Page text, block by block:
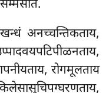
अनच्चन्तिकताय,
रोगमूलताय